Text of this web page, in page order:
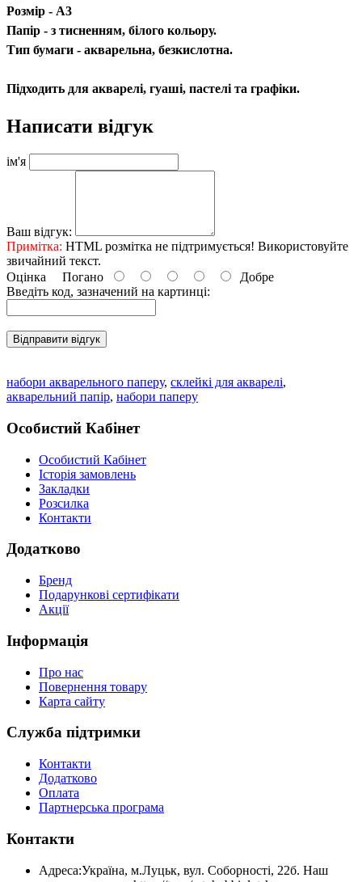
Розмір - А3
Папір - з тисненням, білого кольору.
Тип бумаги - акварельна, безкислотна.
Підходить для акварелі, гуаші, пастелі та графіки.
Написати відгук
ім'я
Ваш відгук:
Примітка: HTML розмітка не підтримується! Використовуйте
звичайний текст.
Оцінка Погано
Добре
Введіть код, зазначений на картинці:
Відправити відгук
набори акварельного паперу, склейкі для акварелі,
акварельний папір, набори паперу
Особистий Кабінет
Особистий Кабінет
Історія замовлень
Закладки
Розсилка
Контакти
Додатково
Бренд
Подарункові сертифікати
Акції
Інформація
Про нас
Повернення товару
Карта сайту
Служба підтримки
Контакти
Додатково
Оплата
Партнерська програма
Контакти
Адреса:Україна, м.Луцьк, вул. Соборності, 22б. Наш